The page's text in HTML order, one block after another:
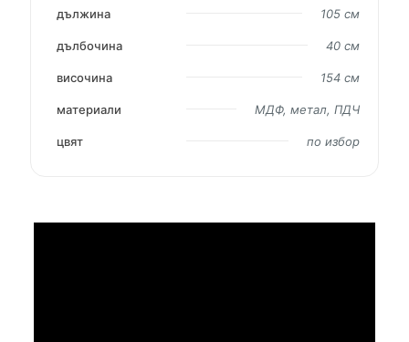
дължина 105 см
дълбочина 40 см
височина 154 см
материали МДФ, метал, ПДЧ
цвят по избор